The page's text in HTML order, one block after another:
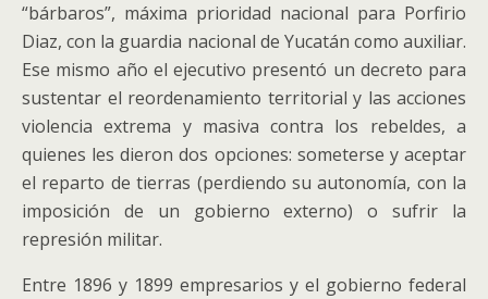
“bárbaros”, máxima prioridad nacional para Porfirio
Diaz, con la guardia nacional de Yucatán como auxiliar.
Ese mismo año el ejecutivo presentó un decreto para
sustentar el reordenamiento territorial y las acciones
violencia extrema y masiva contra los rebeldes, a
quienes les dieron dos opciones: someterse y aceptar
el reparto de tierras (perdiendo su autonomía, con la
imposición de un gobierno externo) o sufrir la
represión militar.
Entre 1896 y 1899 empresarios y el gobierno federal